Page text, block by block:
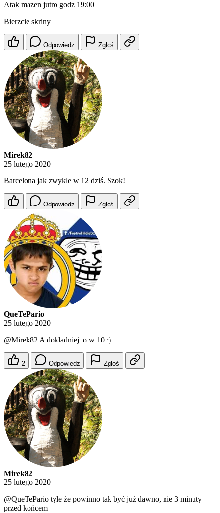
Atak mazen jutro godz 19:00
Bierzcie skriny
Odpowiedz Zgłoś
Mirek82
25 lutego 2020
Barcelona jak zwykle w 12 dziś. Szok!
Odpowiedz Zgłoś
QueTePario
25 lutego 2020
@Mirek82 A dokładniej to w 10 :)
2 Odpowiedz Zgłoś
Mirek82
25 lutego 2020
@QueTePario tyle że powinno tak być już dawno, nie 3 minuty
przed końcem